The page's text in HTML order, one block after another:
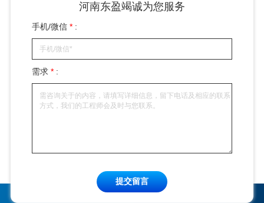
河南东盈竭诚为您服务
手机/微信* :
需求* :
提交留言